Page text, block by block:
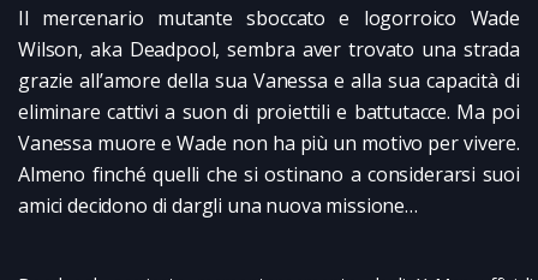
Il mercenario mutante sboccato e logorroico Wade
Wilson, aka Deadpool, sembra aver trovato una strada
grazie all’amore della sua Vanessa e alla sua capacità di
eliminare cattivi a suon di proiettili e battutacce. Ma poi
Vanessa muore e Wade non ha più un motivo per vivere.
Almeno finché quelli che si ostinano a considerarsi suoi
amici decidono di dargli una nuova missione…